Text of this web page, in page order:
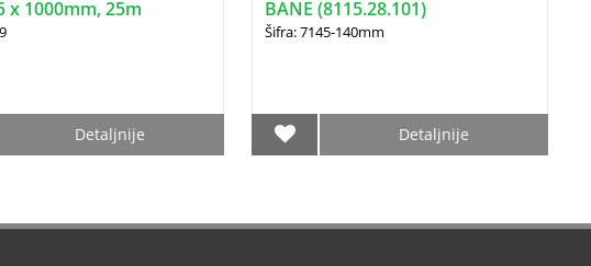
x 1000mm, 25m
Detaljnije
BANE (8115.28.101)
Šifra: 7145-140mm
Detaljnije